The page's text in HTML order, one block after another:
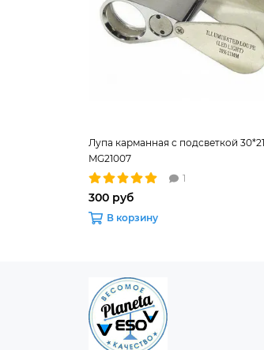
Лупа карманная с подсветкой 30*21
MG21007
1
300 руб
В корзину